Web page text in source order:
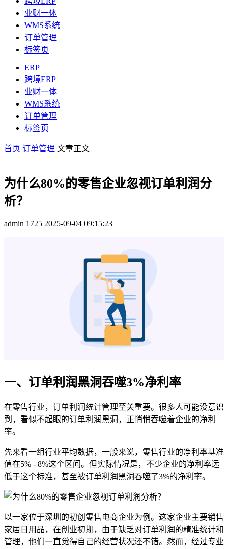
业财一体
WMS系统
订单管理
标签页
ERP
跨境ERP
业财一体
WMS系统
订单管理
标签页
首页 订单管理 文章正文
为什么80%的零售企业忽视订单利润分
析？
admin 1725 2025-09-04 09:15:23
一、订单利润黑洞吞噬3%净利率
在零售行业，订单利润统计管理至关重要。很多人可能没意识
到，看似不起眼的订单利润黑洞，正悄悄吞噬着企业的净利
率。
先来看一组行业平均数据，一般来说，零售行业的净利率基准
值在5% - 8%这个区间。但实际情况是，不少企业的净利率远
低于这个标准，甚至被订单利润黑洞吞噬了3%的净利率。
以一家位于深圳的初创零售电商企业为例。这家企业主要销售
家居日用品，在创业初期，由于缺乏对订单利润的精准统计和
管理，他们一直觉得自己的经营状况还不错。然而，经过专业